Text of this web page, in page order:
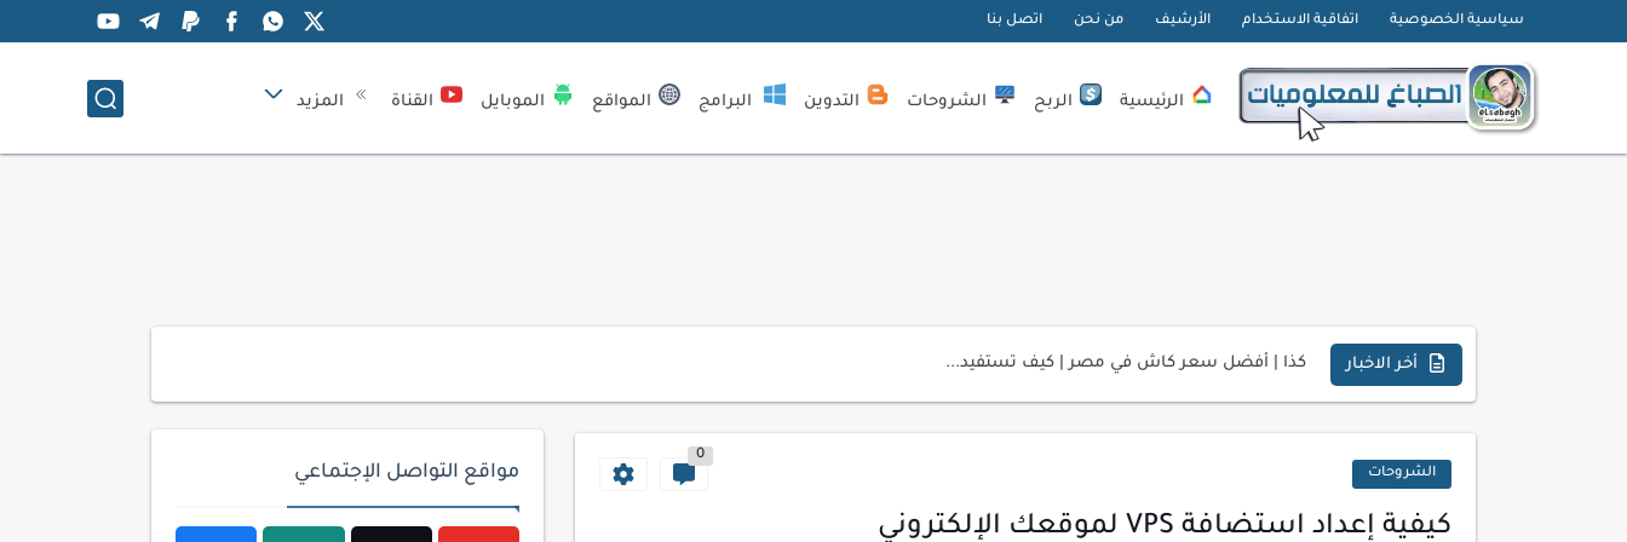
سياسية الخصوصية اتفاقية الاستخدام الأرشيف من نحن اتصل بنا
الرئيسية الربح الشروحات التدوين البرامج المواقع الموبايل القناة المزيد
أخر الاخبار كذا | أفضل سعر كاش في مصر | كيف تستفيد...
كيفية إنشاء موقع لعرض أعمالك الاحترافية
الشروحات
0
كيفية إعداد استضافة VPS لموقعك الإلكتروني
مواقع التواصل الإجتماعي